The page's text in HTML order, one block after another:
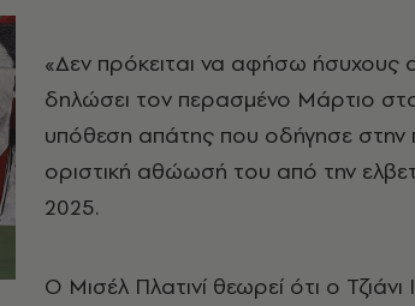
«Δεν πρόκειται να αφήσω ήσυχους
δηλώσει τον περασμένο Μάρτιο
υπόθεση απάτης που οδήγησε στην
οριστική αθώωσή του από την
2025.
Ο Μισέλ Πλατινί θεωρεί ότι ο